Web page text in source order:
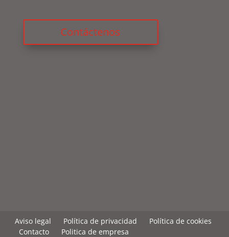
Contáctenos
Aviso legal Política de privacidad
Política de cookies
Contacto
Politica de empresa